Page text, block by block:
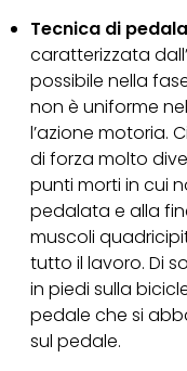
Tecnica di
caratterizzata
possibile nella
non è uniforme
l’azione motoria.
di forza molto
punti morti in cui
pedalata e alla
muscoli
tutto il lavoro. Di
in piedi sulla
pedale che si
sul pedale.